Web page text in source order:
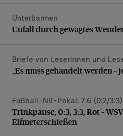
Unfall durch gewagtes
Unterbarmen
Unfall durch gewagtes
„Es muss gehandelt werden –
Briefe von Leserinnen und
„Es muss gehandelt werden –
Trinkpause, 0:3, 3:3, Rot –
Fußball-NR-Pokal: 7:6 (0:2/
Trinkpause, 0:3, 3:3, Rot –
Elfmeterschießen